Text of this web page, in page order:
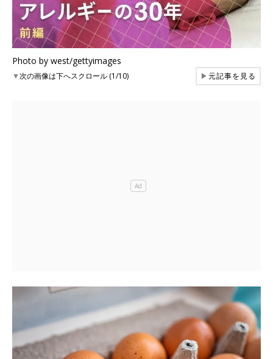
Photo by west/gettyimages
▼次の画像は下へスクロール (1/10) ▶元記事を見る